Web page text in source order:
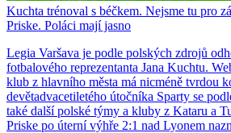
Kuchta trénoval s béčkem. Nejsme tu pro
Priske. Poláci mají jasno
Legia Varšava je podle polských zdrojů
fotbalového reprezentanta Jana Kuchtu.
klub z hlavního města má nicméně tvrdou
devětadvacetiletého útočníka Sparty se
také další polské týmy a kluby z Kataru a
Priske po úterní výhře 2:1 nad Lyonem